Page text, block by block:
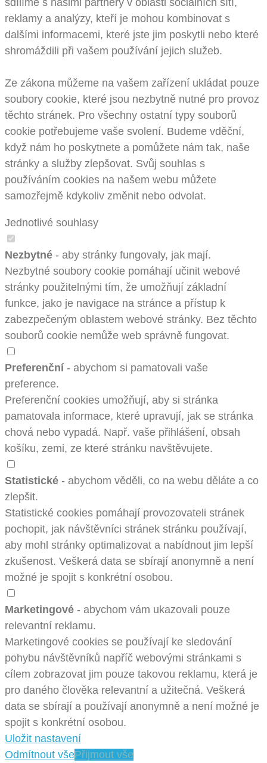
reklamy a analýzy, kteří je mohou kombinovat s
dalšími informacemi, které jste jim poskytli nebo které
shromáždili při vašem používání jejich služeb.
Ze zákona můžeme na vašem zařízení ukládat pouze
soubory cookie, které jsou nezbytně nutné pro provoz
těchto stránek. Pro všechny ostatní typy souborů
cookie potřebujeme vaše svolení. Budeme vděční,
když nám ho poskytnete a pomůžete nám tak, naše
stránky a služby zlepšovat. Svůj souhlas s
používáním cookies na našem webu můžete
samozřejmě kdykoliv změnit nebo odvolat.
Jednotlivé souhlasy
Nezbytné - aby stránky fungovaly, jak mají.
Nezbytné soubory cookie pomáhají učinit webové
stránky použitelnými tím, že umožňují základní
funkce, jako je navigace na stránce a přístup k
zabezpečeným oblastem webové stránky. Bez těchto
souborů cookie nemůže web správně fungovat.
Preferenční- abychom si pamatovali vaše
preference.
Preferenční cookies umožňují, aby si stránka
pamatovala informace, které upravují, jak se stránka
chová nebo vypadá. Např. vaše přihlášení, obsah
košíku, zemi, ze které stránku navštěvujete.
Statistické - abychom věděli, co na webu děláte a co
zlepšit.
Statistické cookies pomáhají provozovateli stránek
pochopit, jak návštěvníci stránek stránku používají,
aby mohl stránky optimalizovat a nabídnout jim lepší
zkušenost. Veškerá data se sbírají anonymně a není
možné je spojit s konkrétní osobou.
Marketingové - abychom vám ukazovali pouze
relevantní reklamu.
Marketingové cookies se používají ke sledování
pohybu návštěvníků napříč webovými stránkami s
cílem zobrazovat jim pouze takovou reklamu, která je
pro daného člověka relevantní a užitečná. Veškerá
data se sbírají a používají anonymně a není možné je
spojit s konkrétní osobou.
Uložit nastavení
Odmítnout všePřijmout vše